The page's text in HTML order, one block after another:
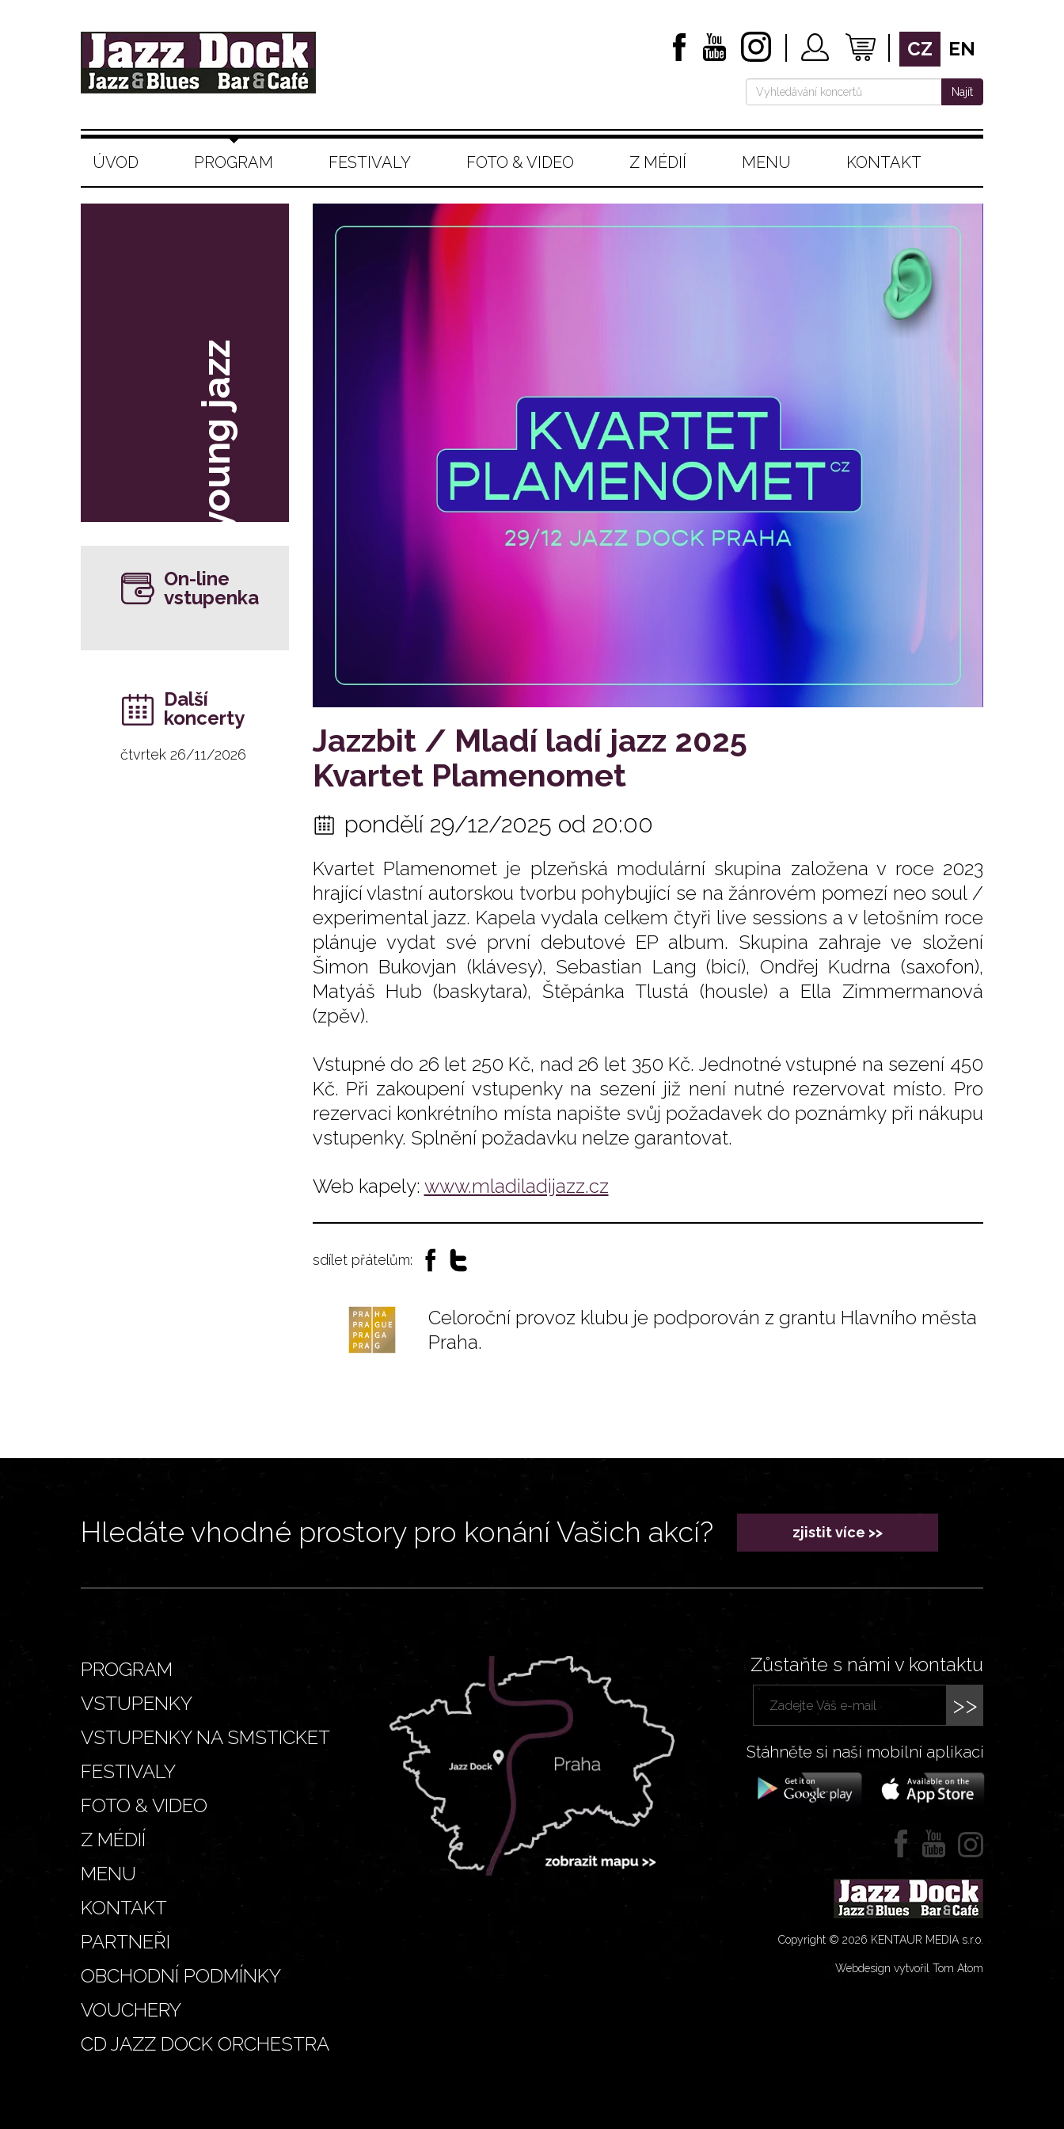
CZ EN
Najít
ÚVOD PROGRAM FESTIVALY FOTO & VIDEO Z MÉDIÍ MENU KONTAKT
Jazzbit / Mladí ladí jazz 2025
Kvartet Plamenomet
pondělí 29/12/2025 od 20:00
Kvartet Plamenomet je plzeňská modulární skupina založena v roce 2023
hrající vlastní autorskou tvorbu pohybující se na žánrovém pomezí neo soul /
experimental jazz. Kapela vydala celkem čtyři live sessions a v letošním roce
plánuje vydat své první debutové EP album. Skupina zahraje ve složení
Šimon Bukovjan (klávesy), Sebastian Lang (bicí), Ondřej Kudrna (saxofon),
Matyáš Hub (baskytara), Štěpánka Tlustá (housle) a Ella Zimmermanová
(zpěv).
Vstupné do 26 let 250 Kč, nad 26 let 350 Kč. Jednotné vstupné na sezení 450
Kč. Při zakoupení vstupenky na sezení již není nutné rezervovat místo. Pro
rezervaci konkrétního místa napište svůj požadavek do poznámky při nákupu
vstupenky. Splnění požadavku nelze garantovat.
Web kapely: www.mladiladijazz.cz
young jazz
On-line
vstupenka
Další
koncerty
čtvrtek 26/11/2026
sdílet přátelům:
Celoroční provoz klubu je podporován z grantu Hlavního města
Praha.
Hledáte vhodné prostory pro konání Vašich akcí? zjistit více >>
PROGRAM
VSTUPENKY
VSTUPENKY NA SMSTICKET
FESTIVALY
FOTO & VIDEO
Z MÉDIÍ
MENU
KONTAKT
PARTNEŘI
OBCHODNÍ PODMÍNKY
VOUCHERY
CD JAZZ DOCK ORCHESTRA
Zůstaňte s námi v kontaktu
>>
Stáhněte si naší mobilní aplikaci
Copyright © 2026 KENTAUR MEDIA s.r.o.
Webdesign vytvořil Tom Atom